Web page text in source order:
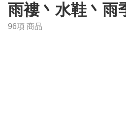
雨褸丶水鞋丶雨
96項 商品